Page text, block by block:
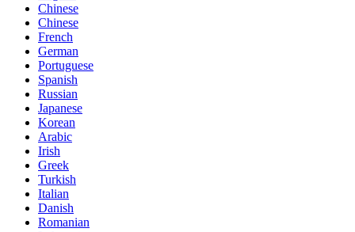
Chinese
Chinese
French
German
Portuguese
Spanish
Russian
Japanese
Korean
Arabic
Irish
Greek
Turkish
Italian
Danish
Romanian